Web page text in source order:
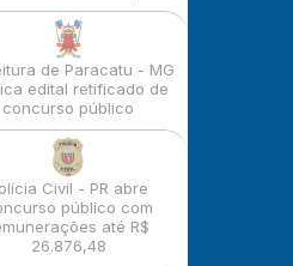
de Paracatu - MG
edital retificado de
concurso público
Civil - PR abre
público com
até R$
26.876,48